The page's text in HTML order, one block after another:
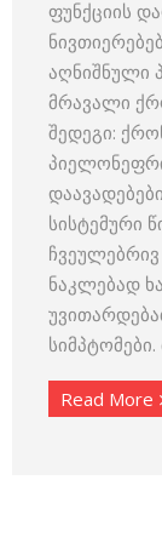
ფუნქციის
აღნიშნული
მრავალი
შედეგი:
სისტემური
ნაკლებად
Read More